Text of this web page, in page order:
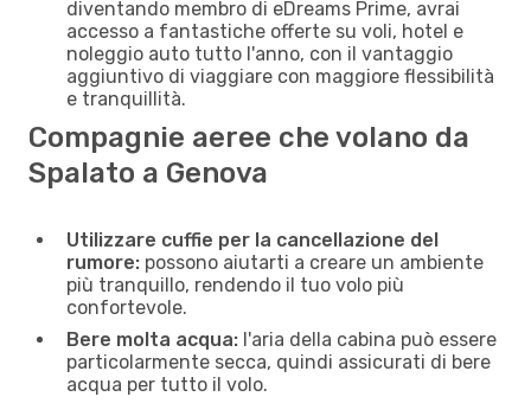
diventando membro di eDreams Prime, avrai
accesso a fantastiche offerte su voli, hotel e
noleggio auto tutto l'anno, con il vantaggio
aggiuntivo di viaggiare con maggiore flessibilità
e tranquillità.
Compagnie aeree che volano da
Spalato a Genova
Utilizzare cuffie per la cancellazione del
rumore: possono aiutarti a creare un ambiente
più tranquillo, rendendo il tuo volo più
confortevole.
Bere molta acqua: l'aria della cabina può essere
particolarmente secca, quindi assicurati di bere
acqua per tutto il volo.